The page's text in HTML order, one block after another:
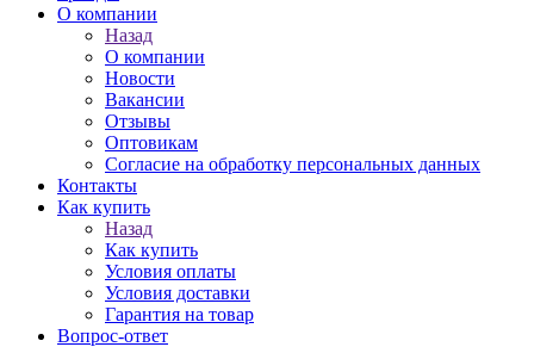
О компании
Назад
О компании
Новости
Вакансии
Отзывы
Оптовикам
Cогласие на обработку персональных данных
Контакты
Как купить
Назад
Как купить
Условия оплаты
Условия доставки
Гарантия на товар
Вопрос-ответ